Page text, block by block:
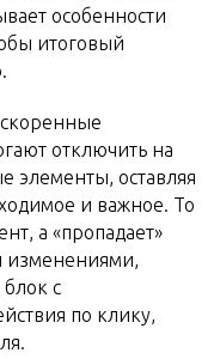
особенности
итоговый
отключить на
элементы, оставляя
и важное. То
а «пропадает»
изменениями,
с
по клику,